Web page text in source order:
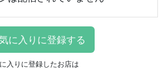
入りに登録したお店は